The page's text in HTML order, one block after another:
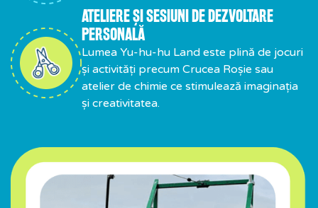
ATELIERE ȘI SESIUNI DE DEZVOLTARE
PERSONALĂ
Lumea Yu-hu-hu Land este plină de jocuri
și activități precum Crucea Roșie sau
atelier de chimie ce stimulează imaginația
și creativitatea.